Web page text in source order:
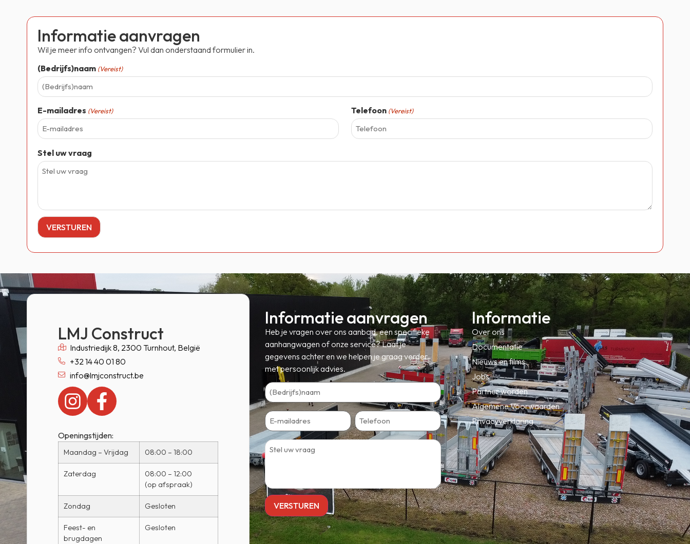
Informatie aanvragen
Wil je meer info ontvangen? Vul dan onderstaand formulier in.
(Bedrijfs)naam (Vereist)
E-mailadres (Vereist) Telefoon (Vereist)
Stel uw vraag
LMJ Construct
Industriedijk 8, 2300 Turnhout, België
+32 14 40 01 80
info@lmjconstruct.be
Openingstijden:
Maandag – Vrijdag 08:00 – 18:00
Zaterdag
08:00 – 12:00
(op afspraak)
Zondag Gesloten
Feest- en
brugdagen
Gesloten
Informatie aanvragen
Heb je vragen over ons aanbod, een specifieke
aanhangwagen of onze service? Laat je
gegevens achter en we helpen je graag verder
met persoonlijk advies.
Informatie
Over ons
Documentatie
Nieuws en films
Jobs
Partner worden
Algemene Voorwaarden
Privacyverklaring